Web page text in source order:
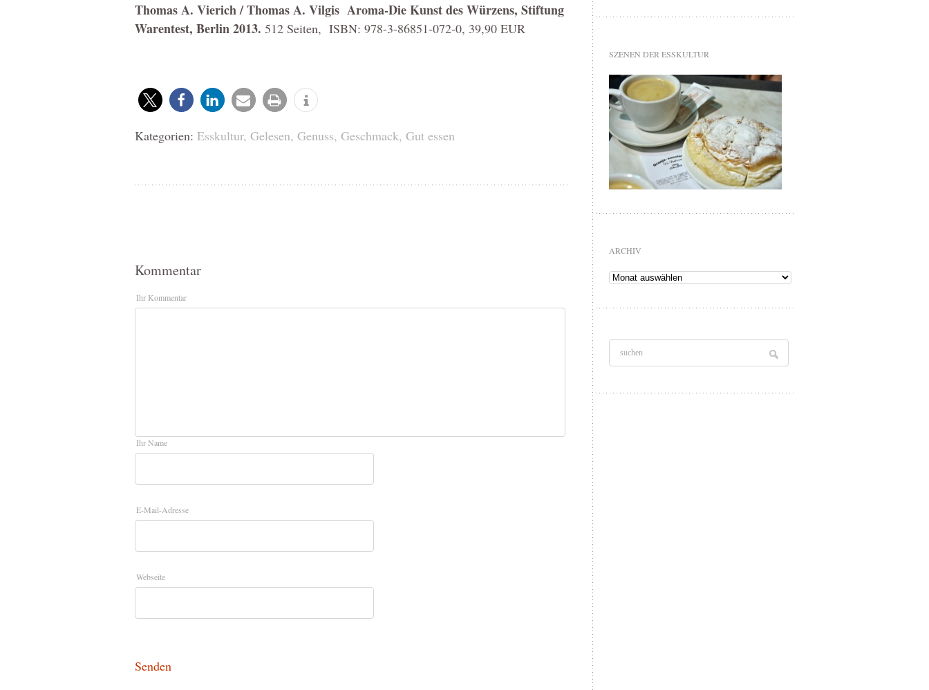
Thomas A. Vierich / Thomas A. Vilgis Aroma-Die Kunst des Würzens, Stiftung
Warentest, Berlin 2013. 512 Seiten, ISBN: 978-3-86851-072-0, 39,90 EUR
Kategorien: Esskultur, Gelesen, Genuss, Geschmack, Gut essen
Kommentar
Ihr Kommentar
Ihr Name
E-Mail-Adresse
Webseite
SZENEN DER ESSKULTUR
ARCHIV
Archiv